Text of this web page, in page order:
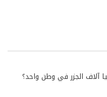
آلاف الجزر في وطن واحد؟